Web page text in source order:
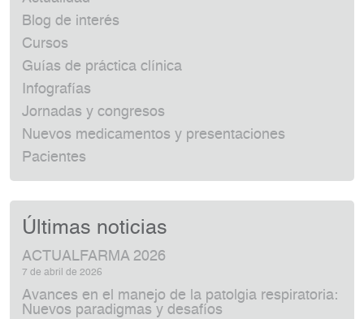
Blog de interés
Cursos
Guías de práctica clínica
Infografías
Jornadas y congresos
Nuevos medicamentos y presentaciones
Pacientes
Últimas noticias
ACTUALFARMA 2026
7 de abril de 2026
Avances en el manejo de la patolgia respiratoria:
Nuevos paradigmas y desafíos